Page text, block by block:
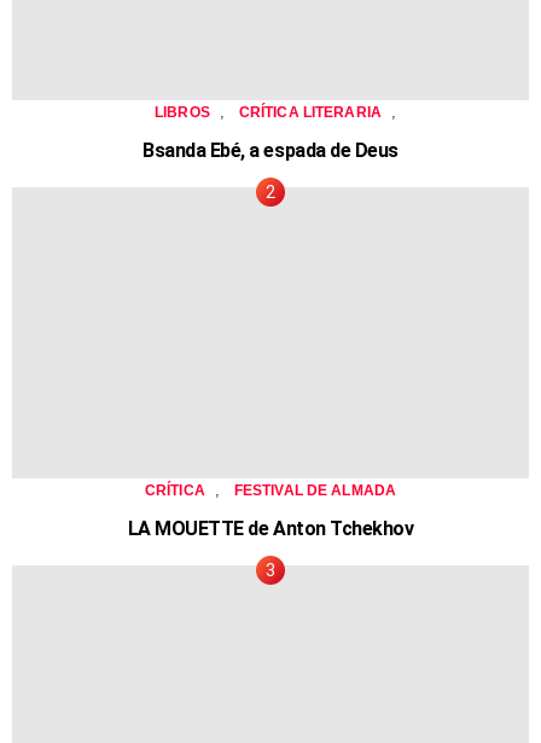
LIBROS CRÍTICA LITERARIA
Bsanda Ebé, a espada de Deus
CRÍTICA FESTIVAL DE ALMADA
LA MOUETTE de Anton Tchekhov